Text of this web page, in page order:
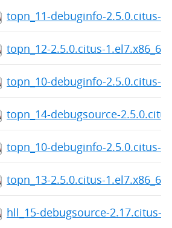
topn_11-debuginfo-2.5.0.citus-
topn_12-2.5.0.citus-
topn_10-debuginfo-2.5.0.citus-
topn_14-debugsource-
topn_10-debuginfo-2.5.0.citus-
topn_13-2.5.0.citus-
hll_15-debugsource-2.17.citus-